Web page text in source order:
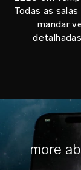
Todas as
mandar
more